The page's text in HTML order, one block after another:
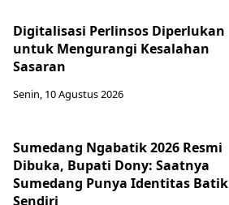
Digitalisasi Perlinsos Diperlukan
untuk Mengurangi Kesalahan
Sasaran
Senin, 10 Agustus 2026
Sumedang Ngabatik 2026 Resmi
Dibuka, Bupati Dony: Saatnya
Sumedang Punya Identitas Batik
Sendiri